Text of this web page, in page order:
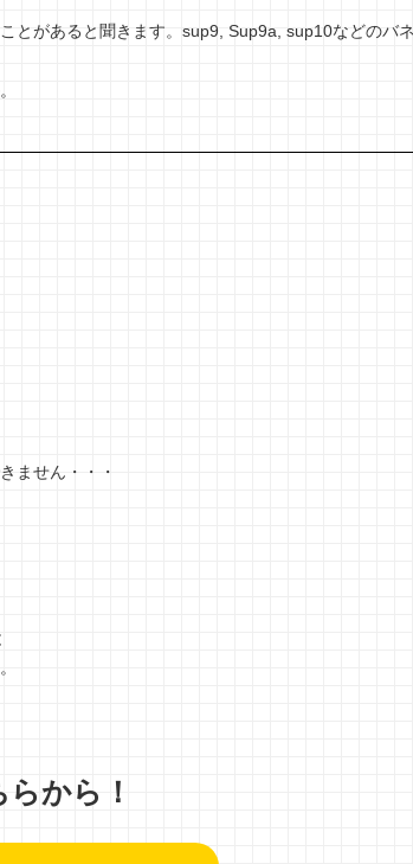
とがあると聞きます。sup9, Sup9a, sup10などのバ
ません・・・
から！